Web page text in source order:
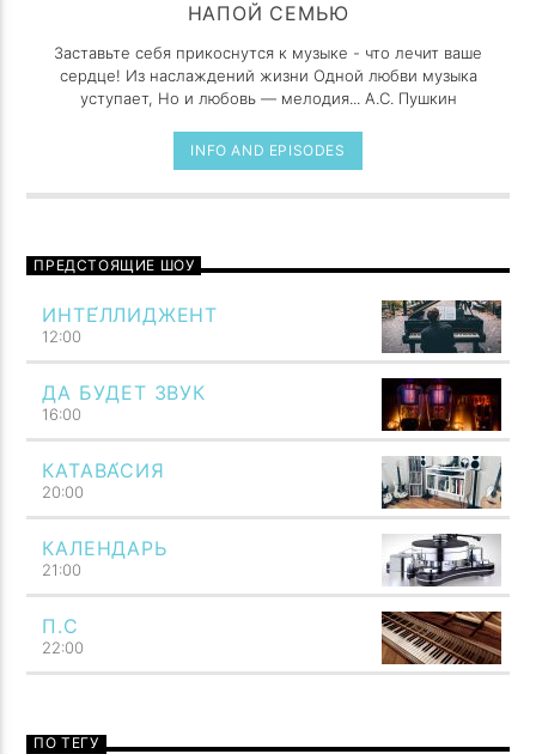
НАПОЙ СЕМЬЮ
Заставьте себя прикоснутся к музыке - что лечит ваше
сердце! Из наслаждений жизни Одной любви музыка
уступает, Но и любовь — мелодия... А.С. Пушкин
Говори музыкой! Напой семью — TF6 Radio
INFO AND EPISODES
ПРЕДСТОЯЩИЕ ШОУ
ИНТЕ́ЛЛИДЖЕНТ
12:00
ДА БУДЕТ ЗВУК
16:00
КАТАВА́СИЯ
20:00
КАЛЕНДАРЬ
21:00
П.С
22:00
ПО ТЕГУ